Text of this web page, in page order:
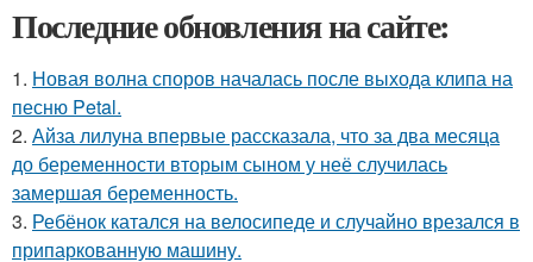
Последние обновления на сайте:
1. Новая волна споров началась после выхода клипа на
песню Petal.
2. Айза лилуна впервые рассказала, что за два месяца
до беременности вторым сыном у неё случилась
замершая беременность.
3. Ребёнок катался на велосипеде и случайно врезался в
припаркованную машину.